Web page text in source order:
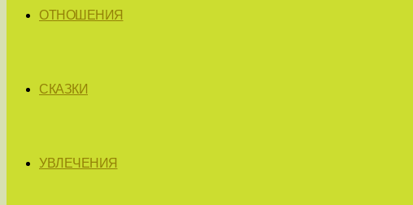
ОТНОШЕНИЯ
СКАЗКИ
УВЛЕЧЕНИЯ